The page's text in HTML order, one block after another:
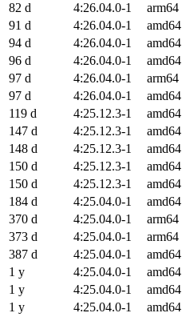
82 d
4:26.04.0-1 arm64
91 d
4:26.04.0-1 amd64
94 d
4:26.04.0-1 amd64
96 d
4:26.04.0-1 amd64
97 d
4:26.04.0-1 arm64
97 d
4:26.04.0-1 amd64
119 d
4:25.12.3-1 amd64
147 d
4:25.12.3-1 amd64
148 d
4:25.12.3-1 amd64
150 d
4:25.12.3-1 amd64
150 d
4:25.12.3-1 amd64
184 d
4:25.04.0-1 amd64
370 d
4:25.04.0-1 arm64
373 d
4:25.04.0-1 arm64
387 d
4:25.04.0-1 amd64
1 y
4:25.04.0-1 amd64
1 y
4:25.04.0-1 amd64
1 y
4:25.04.0-1 amd64